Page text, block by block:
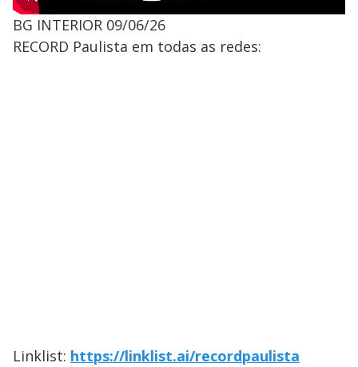
BG INTERIOR 09/06/26
RECORD Paulista em todas as redes:
Linklist: https://linklist.ai/recordpaulista